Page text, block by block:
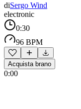
diSergo Wind
electronic
0:30
96 BPM
Acquista brano
0:00